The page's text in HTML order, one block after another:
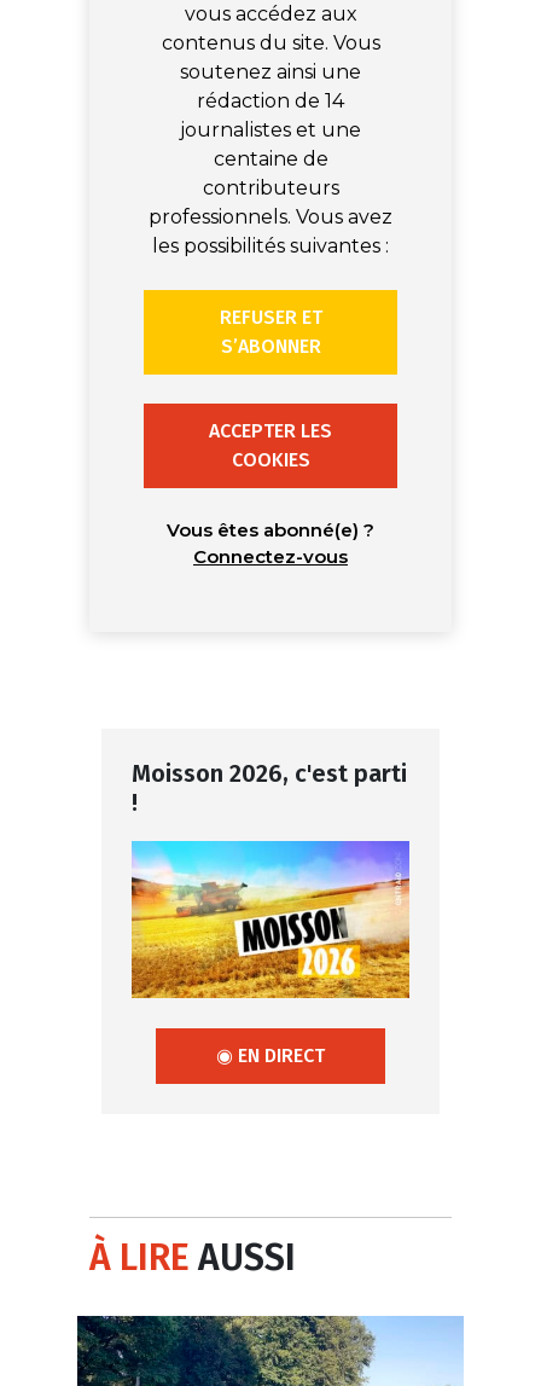
vous accédez aux
contenus du site. Vous
soutenez ainsi une
rédaction de 14
journalistes et une
centaine de
contributeurs
professionnels. Vous avez
les possibilités suivantes :
REFUSER ET
S’ABONNER
ACCEPTER LES
COOKIES
Vous êtes abonné(e) ?
Connectez-vous
Moisson 2026, c'est parti
!
◉ EN DIRECT
À LIREAUSSI